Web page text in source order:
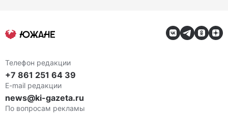
Телефон редакции
+7 861 251 64 39
E-mail редакции
news@ki-gazeta.ru
По вопросам рекламы